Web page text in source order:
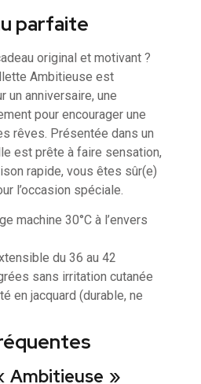
parfaite
original et motivant ?
Ambitieuse est
un anniversaire, une
pour encourager une
rêves. Présentée dans un
est prête à faire sensation,
rapide, vous êtes sûr(e)
l’occasion spéciale.
machine 30°C à l’envers
du 36 au 42
sans irritation cutanée
en jacquard (durable, ne
Ambitieuse »